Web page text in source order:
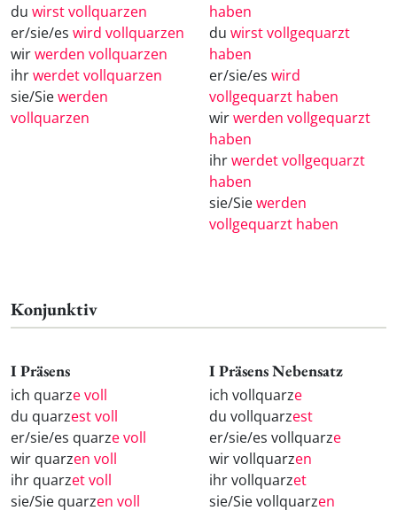
du wirst vollquarzen
er/sie/es wird vollquarzen
wirwerden vollquarzen
ihrwerdet vollquarzen
sie/Siewerden
vollquarzen
haben
du wirst vollgequarzt
haben
er/sie/es wird
vollgequarzt haben
wirwerden vollgequarzt
haben
ihrwerdet vollgequarzt
haben
sie/Siewerden
vollgequarzt haben
Konjunktiv
I Präsens
ich quarze voll
du quarzest voll
er/sie/es quarze voll
wir quarzen voll
ihr quarzet voll
sie/Sie quarzen voll
I Präsens Nebensatz
ich vollquarze
du vollquarzest
er/sie/es vollquarze
wir vollquarzen
ihr vollquarzet
sie/Sie vollquarzen